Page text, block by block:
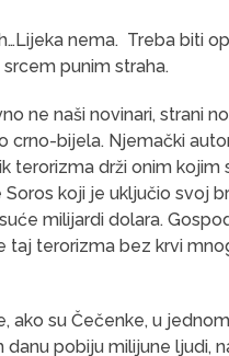
nema. Treba biti
punim straha.
ne naši novinari, strani
crno-bijela. Njemački
terorizma drži onim
koji je uključio svoj
milijardi dolara.
taj terorizma bez krvi
ako su Čečenke, u
pobiju milijune ljudi,